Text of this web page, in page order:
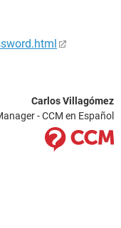
Carlos Villagómez
- CCM en Español